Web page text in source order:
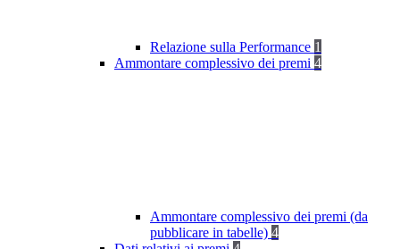
Relazione sulla Performance 1
Ammontare complessivo dei premi 4
Ammontare complessivo dei premi (da
pubblicare in tabelle) 4